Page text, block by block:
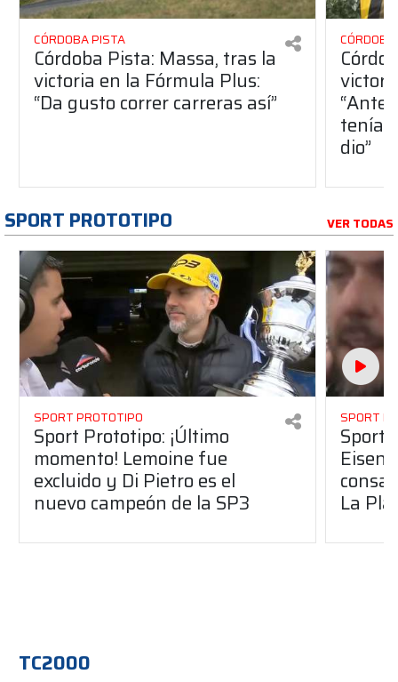
CÓRDOBA PISTA
Córdoba Pista: Massa, tras la
victoria en la Fórmula Plus:
“Da gusto correr carreras así”
dio”
SPORT PROTOTIPO VER TODAS
SPORT PROTOTIPO
Sport Prototipo: ¡Último
momento! Lemoine fue
excluido y Di Pietro es el
nuevo campeón de la SP3
SPORT
Sport
La
TC2000